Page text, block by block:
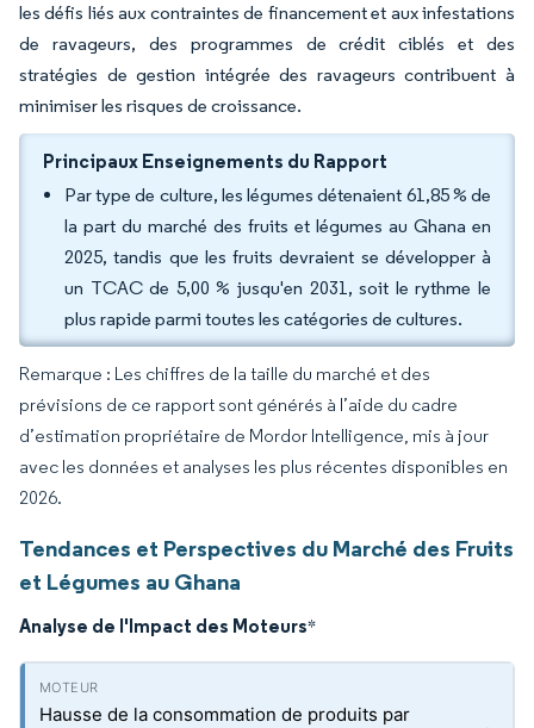
les défis liés aux contraintes de financement et aux infestations
de ravageurs, des programmes de crédit ciblés et des
stratégies de gestion intégrée des ravageurs contribuent à
minimiser les risques de croissance.
Principaux Enseignements du Rapport
Par type de culture, les légumes détenaient 61,85 % de
la part du marché des fruits et légumes au Ghana en
2025, tandis que les fruits devraient se développer à
un TCAC de 5,00 % jusqu'en 2031, soit le rythme le
plus rapide parmi toutes les catégories de cultures.
Remarque : Les chiffres de la taille du marché et des
prévisions de ce rapport sont générés à l’aide du cadre
d’estimation propriétaire de Mordor Intelligence, mis à jour
avec les données et analyses les plus récentes disponibles en
2026.
Tendances et Perspectives du Marché des Fruits
et Légumes au Ghana
Analyse de l'Impact des Moteurs*
Hausse de la consommation de produits par